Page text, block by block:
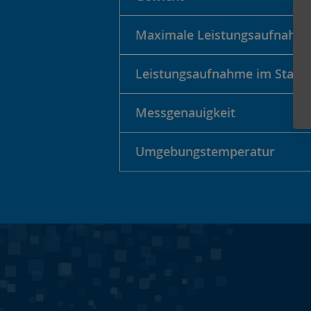
Maximale Leistungsaufnahme
Leistungsaufnahme im
Messgenauigkeit
Umgebungstemperatur